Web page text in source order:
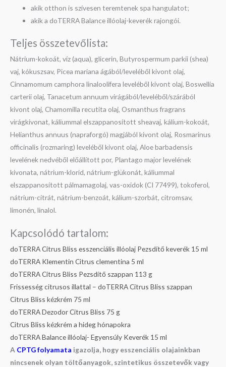
akik otthon is szívesen teremtenek spa hangulatot;
akik a doTERRA Balance illóolaj-keverék rajongói.
Teljes összetevőlista:
Nátrium-kokoát, víz (aqua), glicerin, Butyrospermum parkii (shea)
vaj, kókuszsav, Picea mariana ágából/leveléből kivont olaj,
Cinnamomum camphora linaloolifera leveléből kivont olaj, Boswellia
carterii olaj, Tanacetum annuum virágából/leveléből/szárából
kivont olaj, Chamomilla recutita olaj, Osmanthus fragrans
virágkivonat, káliummal elszappanosított sheavaj, kálium-kokoát,
Helianthus annuus (napraforgó) magjából kivont olaj, Rosmarinus
officinalis (rozmaring) leveléből kivont olaj, Aloe barbadensis
levelének nedvéből előállított por, Plantago major levelének
kivonata, nátrium-klorid, nátrium-glükonát, káliummal
elszappanosított pálmamagolaj, vas-oxidok (CI 77499), tokoferol,
nátrium-citrát, nátrium-benzoát, kálium-szorbát, citromsav,
limonén, linalol.
Kapcsolódó tartalom:
doTERRA Citrus Bliss esszenciális illóolaj Pezsdítő keverék 15 ml
doTERRA Klementin Citrus clementina 5 ml
doTERRA Citrus Bliss Pezsdítő szappan 113 g
Frissesség citrusos illattal – doTERRA Citrus Bliss szappan
Citrus Bliss kézkrém 75 ml
doTERRA Dezodor Citrus Bliss 75 g
Citrus Bliss kézkrém a hideg hónapokra
doTERRA Balance illóolaj- Egyensúly Keverék 15 ml
A CPTG folyamata igazolja, hogy esszenciális olajainkban
nincsenek olyan töltőanyagok, szintetikus összetevők vagy